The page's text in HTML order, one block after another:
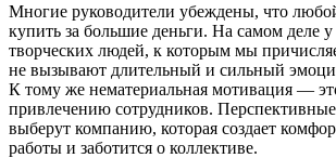
Многие руководители убеждены, что
купить за большие деньги. На самом деле
творческих людей, к которым мы
не вызывают длительный и сильный
К тому же нематериальная мотивация —
привлечению сотрудников. Перспективные
выберут компанию, которая создает
работы и заботится о коллективе.